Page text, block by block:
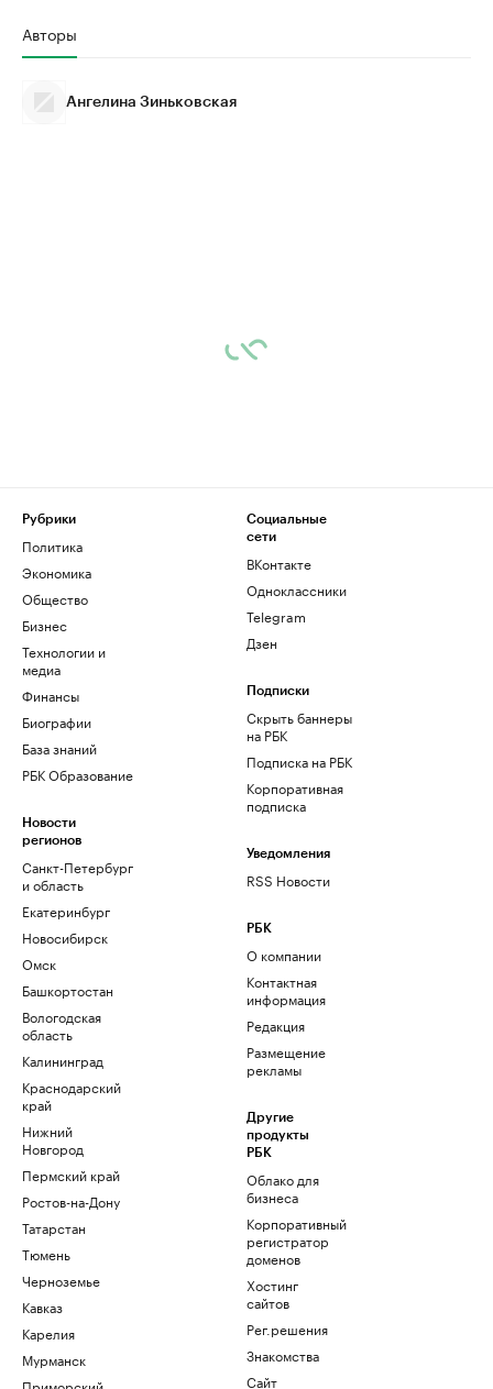
Авторы
Ангелина Зиньковская
Рубрики
Политика
Экономика
Общество
Бизнес
Технологии и
медиа
Финансы
Биографии
База знаний
РБК Образование
Новости
регионов
Санкт-Петербург
и область
Екатеринбург
Новосибирск
Омск
Башкортостан
Вологодская
область
Калининград
Краснодарский
край
Нижний
Новгород
Пермский край
Ростов-на-Дону
Татарстан
Тюмень
Черноземье
Кавказ
Карелия
Мурманск
Социальные
сети
ВКонтакте
Одноклассники
Telegram
Дзен
Подписки
Скрыть баннеры
на РБК
Подписка на РБК
Корпоративная
подписка
Уведомления
RSS Новости
РБК
О компании
Контактная
информация
Редакция
Размещение
рекламы
Другие
продукты
РБК
Облако для
бизнеса
Корпоративный
регистратор
доменов
Хостинг
сайтов
Рег.решения
Знакомства
Сайт